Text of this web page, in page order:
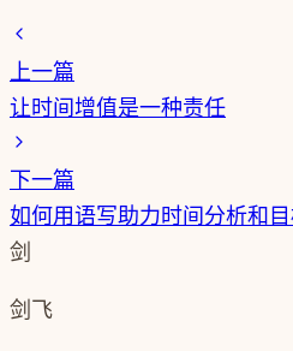
上一篇
让时间增值是一种责任
下一篇
如何用语写助力时间分析和
剑
剑飞